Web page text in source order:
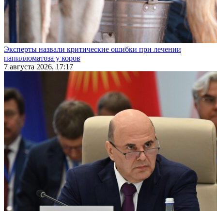
Эксперты назвали критические ошибки при лечении
папилломатоза у коров
7 августа 2026, 17:17